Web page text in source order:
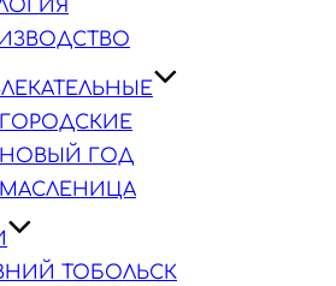
ГОРОДСКИЕ
НОВЫЙ ГОД
МАСЛЕНИЦА
ТОБОЛЬСК